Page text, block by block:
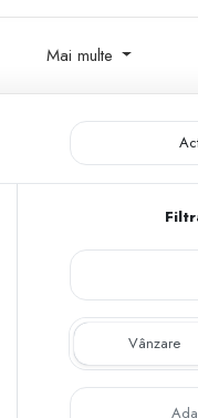
Mai multe
Vânzare